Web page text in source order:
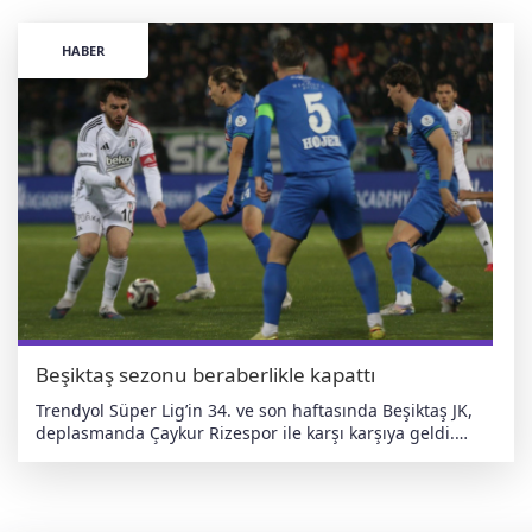
HABER
Beşiktaş sezonu beraberlikle kapattı
Trendyol Süper Lig’in 34. ve son haftasında Beşiktaş JK,
deplasmanda Çaykur Rizespor ile karşı karşıya geldi.